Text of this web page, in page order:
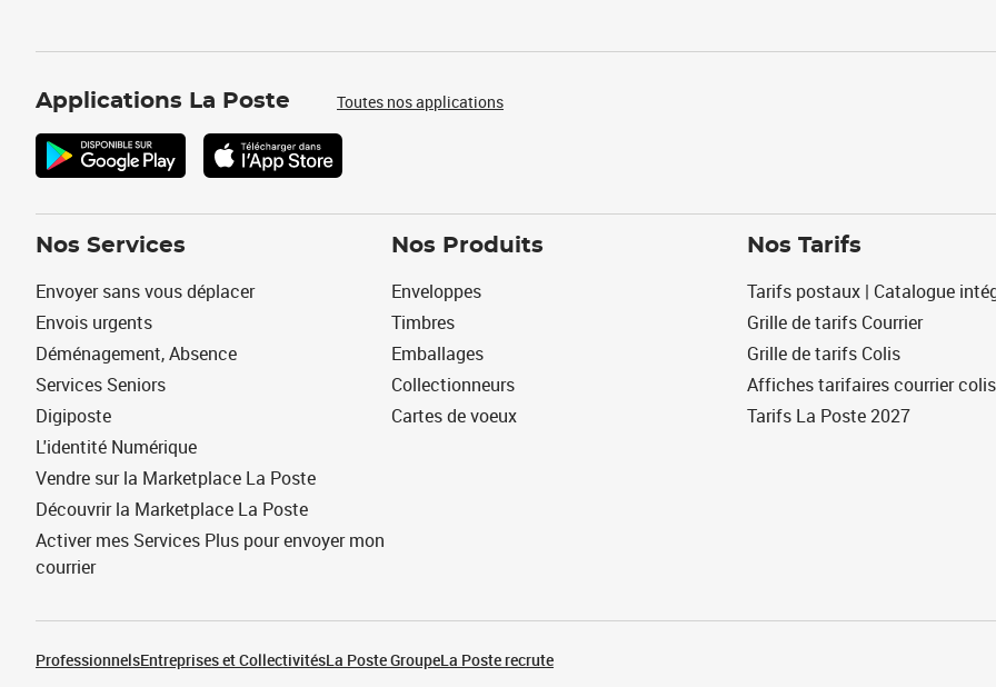
Applications La Poste Toutes nos applications
Nos Services
Envoyer sans vous déplacer
Envois urgents
Déménagement, Absence
Services Seniors
Digiposte
L'identité Numérique
Vendre sur la Marketplace La Poste
Découvrir la Marketplace La Poste
Activer mes Services Plus pour envoyer mon
courrier
Nos Produits
Enveloppes
Timbres
Emballages
Collectionneurs
Cartes de voeux
Nos Tarifs
Tarifs postaux | Catalogue
Grille de tarifs Courrier
Grille de tarifs Colis
Affiches tarifaires courrier colis
Tarifs La Poste 2027
ProfessionnelsEntreprises et CollectivitésLa Poste GroupeLa Poste recrute